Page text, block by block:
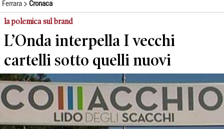
Ferrara Cronaca
la polemica sul brand
L’Onda interpella I vecchi
cartelli sotto quelli nuovi